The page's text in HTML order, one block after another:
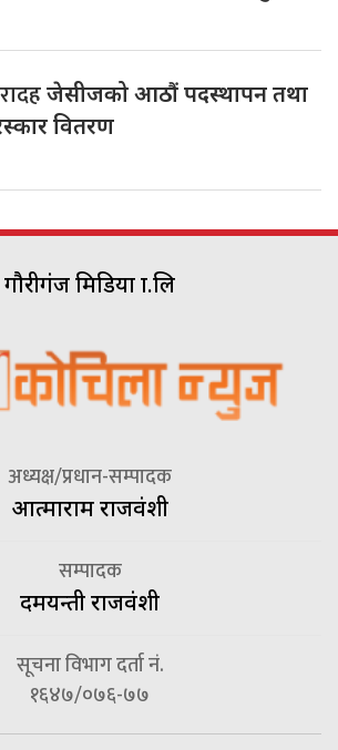
जेसीजको आठौं पदस्थापन तथा
वितरण
गौरीगंज मिडिया प्रा.लि
अध्यक्ष/प्रधान-सम्पादक
आत्माराम राजवंशी
सम्पादक
दमयन्ती राजवंशी
सूचना विभाग दर्ता नं.
१६४७/०७६-७७